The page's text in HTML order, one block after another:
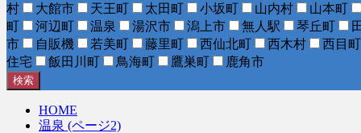
村
大館市 天王町 太田町 小坂町 山内村
山本町
町
河辺町 温泉 湯沢市 潟上市 無人駅 琴丘町
市
自販機 若美町 藤里町 西仙北町 西木村
西目町
住宅
飯田川町 鳥海町 鷹巣町 鹿角市
検索
HOME
温泉 (ページ2)